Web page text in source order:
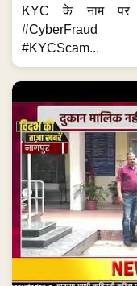
मालिक नहीं मिला तो
#KnifeAttack